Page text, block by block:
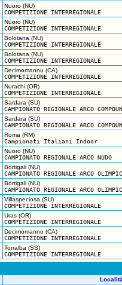
Nuoro (NU)
COMPETIZIONE INTERREGIONALE
Nuoro (NU)
COMPETIZIONE INTERREGIONALE
Bolotana (NU)
COMPETIZIONE INTERREGIONALE
Bolotana (NU)
COMPETIZIONE INTERREGIONALE
Decimomannu (CA)
COMPETIZIONE INTERREGIONALE
Nurachi (OR)
COMPETIZIONE INTERREGIONALE
Sardara (SU)
CAMPIONATO REGIONALE ARCO
Sardara (SU)
CAMPIONATO REGIONALE ARCO
Roma (RM)
Campionati Italiani Indoor
Nuoro (NU)
CAMPIONATO REGIONALE ARCO NUDO
Bortigali (NU)
CAMPIONATO REGIONALE ARCO
Bortigali (NU)
CAMPIONATO REGIONALE ARCO
Villaspeciosa (SU)
COMPETIZIONE INTERREGIONALE
Uras (OR)
COMPETIZIONE INTERREGIONALE
Decimomannu (CA)
COMPETIZIONE INTERREGIONALE
Torralba (SS)
COMPETIZIONE INTERREGIONALE